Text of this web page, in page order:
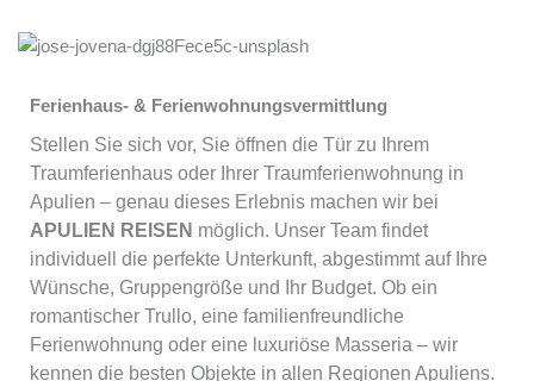
Ferienhaus- & Ferienwohnungsvermittlung
Stellen Sie sich vor, Sie öffnen die Tür zu Ihrem
Traumferienhaus oder Ihrer Traumferienwohnung in
Apulien – genau dieses Erlebnis machen wir bei
APULIEN REISEN möglich. Unser Team findet
individuell die perfekte Unterkunft, abgestimmt auf Ihre
Wünsche, Gruppengröße und Ihr Budget. Ob ein
romantischer Trullo, eine familienfreundliche
Ferienwohnung oder eine luxuriöse Masseria – wir
kennen die besten Objekte in allen Regionen Apuliens.